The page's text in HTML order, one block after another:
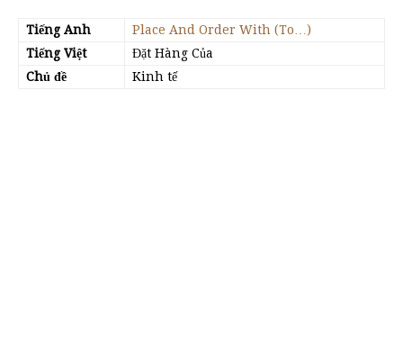
Tiếng Anh
Place And Order With (To…)
Tiếng Việt
Đặt Hàng Của
Chủ đề
Kinh tế